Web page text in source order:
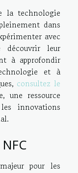
technologie
dans
avec
leur
à approfondir
et à
consultez le
une ressource
innovations
pour les